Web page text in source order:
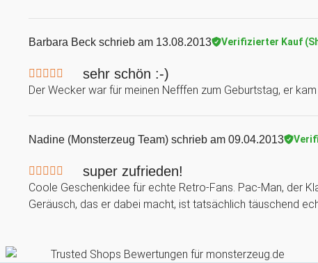
Barbara Beck schrieb am 13.08.2013 Verifizierter Kauf
sehr schön :-)
Der Wecker war für meinen Nefffen zum Geburtstag, er
Nadine (Monsterzeug Team) schrieb am 09.04.2013
super zufrieden!
Coole Geschenkidee für echte Retro-Fans. Pac-Man, der
Geräusch, das er dabei macht, ist tatsächlich täuschend